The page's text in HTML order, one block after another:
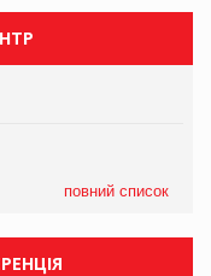
повний список